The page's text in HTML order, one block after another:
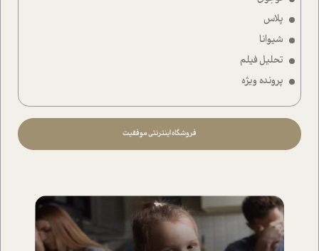
پلاس
شیوانا
تحلیل فیلم
پرونده ویژه
فروشگاه اینترنتی موفقیت